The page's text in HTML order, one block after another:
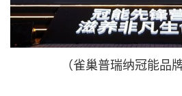
（雀巢普瑞纳冠能品